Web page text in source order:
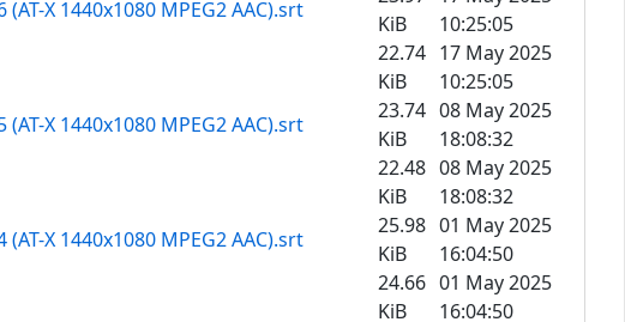
X 1440x1080 MPEG2 AAC).srt
KiB
10:25:05
22.74
KiB
17 May 2025
10:25:05
X 1440x1080 MPEG2 AAC).srt
23.74
KiB
08 May 2025
18:08:32
22.48
KiB
08 May 2025
18:08:32
X 1440x1080 MPEG2 AAC).srt
25.98
KiB
01 May 2025
16:04:50
24.66
KiB
01 May 2025
16:04:50